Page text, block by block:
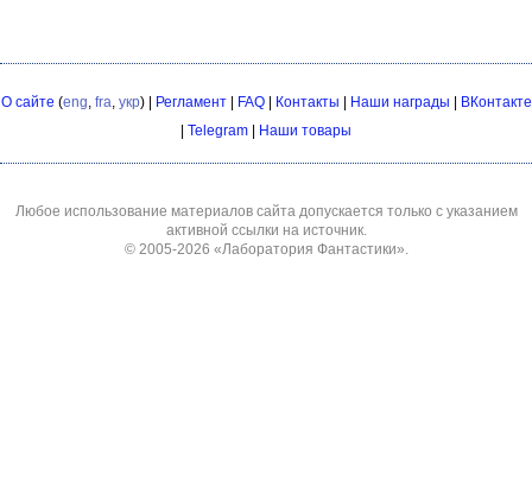
О сайте (eng, fra, укр) | Регламент| FAQ| Контакты Наши награды
ВКонтакте
Telegram Наши товары
Любое использование материалов сайта допускается только с указанием
активной ссылки на источник.
© 2005-2026 «Лаборатория Фантастики».